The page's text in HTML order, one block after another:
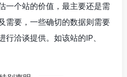
一个站的价值，最主要还是需
需要，一些确切的数据则需要
洽谈提供。如该站的IP、